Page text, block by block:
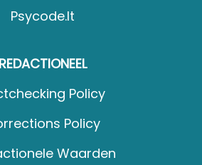
Psycode.it
REDACTIONEEL
Policy
Policy
Waarden